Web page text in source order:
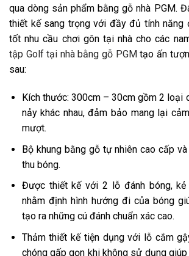
qua dòng sản phẩm bằng gỗ nhà PGM.
thiết kế sang trọng với đầy đủ tính năng
tốt nhu cầu chơi gôn tại nhà cho các
tập Golf tại nhà bằng gỗ PGM tạo ấn
sau:
Kích thước: 300cm – 30cm gồm 2 loại
nảy khác nhau, đảm bảo mang lại
mượt.
Bộ khung bằng gỗ tự nhiên cao cấp
thu bóng.
Được thiết kế với 2 lỗ đánh bóng,
nhằm định hình hướng đi của bóng
tạo ra những cú đánh chuẩn xác cao.
Thảm thiết kế tiện dụng với lỗ cắm
chóng gấp gọn khi không sử dụng